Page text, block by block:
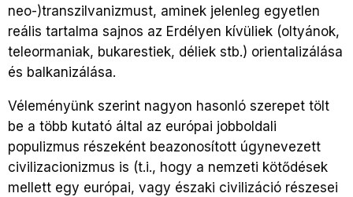
neo-)transzilvanizmust, aminek jelenleg egyetlen
reális tartalma sajnos az Erdélyen kívüliek (oltyánok,
teleormaniak, bukarestiek, déliek stb.) orientalizálása
és balkanizálása.
Véleményünk szerint nagyon hasonló szerepet tölt
be a több kutató által az európai jobboldali
populizmus részeként beazonosított úgynevezett
civilizacionizmus is (t.i., hogy a nemzeti kötődések
mellett egy európai, vagy északi civilizáció részesei